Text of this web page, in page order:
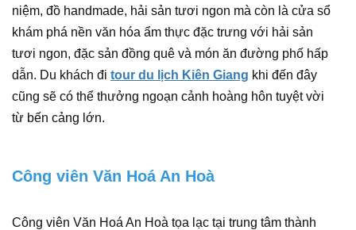
niệm, đồ handmade, hải sản tươi ngon mà còn là cửa sổ
khám phá nền văn hóa ẩm thực đặc trưng với hải sản
tươi ngon, đặc sản đồng quê và món ăn đường phố hấp
dẫn. Du khách đi tour du lịch Kiên Giang khi đến đây
cũng sẽ có thể thưởng ngoạn cảnh hoàng hôn tuyệt vời
từ bến cảng lớn.
Công viên Văn Hoá An Hoà
Công viên Văn Hoá An Hoà tọa lạc tại trung tâm thành